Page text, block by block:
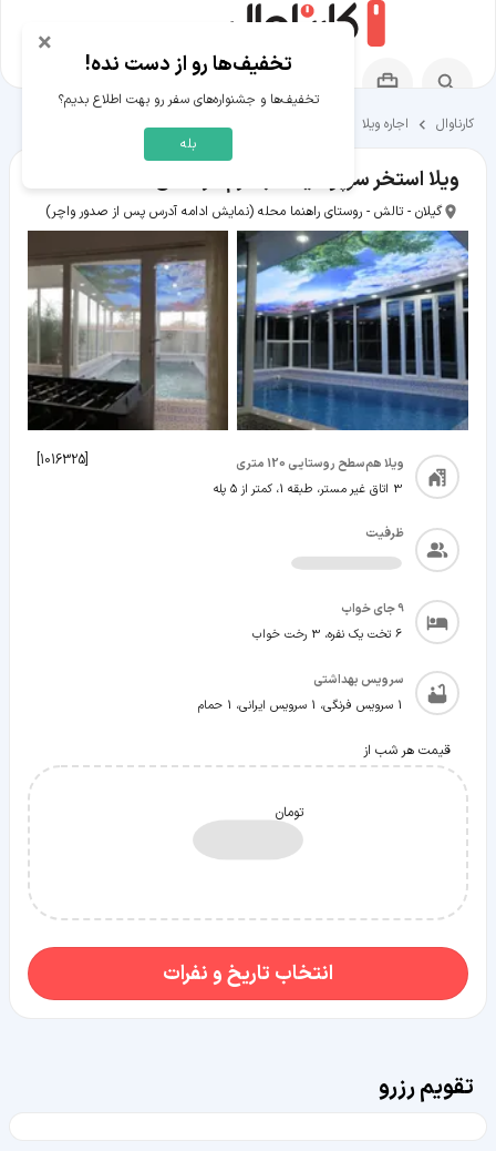
تقویم رزرو
کارناوال اجاره ویلا
ویلا استخر سرپوشیده آب گرم در تالش
گیلان - تالش - روستای راهنما محله (نمایش ادامه آدرس پس از صدور واچر)
[
1016325
]
ویلا هم‌سطح روستایی 120 متری
3 اتاق غیر مستر، طبقه 1، کمتر از ۵ پله
ظرفیت
9جای خواب
6 تخت یک نفره، 3 رخت خواب
سرویس بهداشتی
1 سرویس فرنگی، 1 سرویس ایرانی، 1 حمام
قیمت هر شب از
تومان
انتخاب تاریخ و نفرات
× تخفیف‌ها رو از دست نده!
تخفیف‌ها و جشنواره‌های سفر رو بهت اطلاع بدیم؟
بله